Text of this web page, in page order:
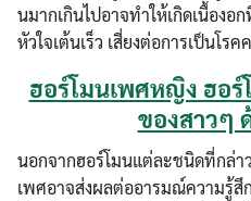
นมากเกินไปอาจทำให้เกิดเนื้องอ
หัวใจเต้นเร็ว เสี่ยงต่อการเป็นโร
ฮอร์โมนเพศหญิง ฮอ
ของสาวๆ
นอกจากฮอร์โมนแต่ละชนิดที่กล่
เพศอาจส่งผลต่ออารมณ์ความรู้